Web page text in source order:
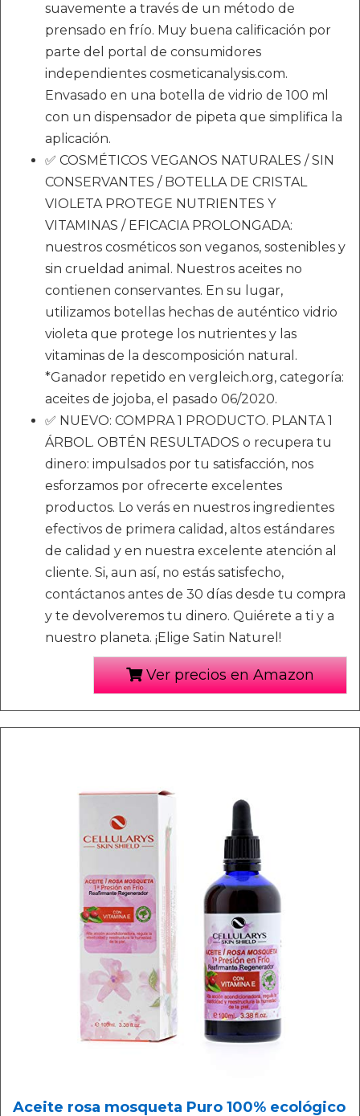
suavemente a través de un método de
prensado en frío. Muy buena calificación por
parte del portal de consumidores
independientes cosmeticanalysis.com.
Envasado en una botella de vidrio de 100 ml
con un dispensador de pipeta que simplifica la
aplicación.
✅ COSMÉTICOS VEGANOS NATURALES / SIN
CONSERVANTES / BOTELLA DE CRISTAL
VIOLETA PROTEGE NUTRIENTES Y
VITAMINAS / EFICACIA PROLONGADA:
nuestros cosméticos son veganos, sostenibles y
sin crueldad animal. Nuestros aceites no
contienen conservantes. En su lugar,
utilizamos botellas hechas de auténtico vidrio
violeta que protege los nutrientes y las
vitaminas de la descomposición natural.
*Ganador repetido en vergleich.org, categoría:
aceites de jojoba, el pasado 06/2020.
✅ NUEVO: COMPRA 1 PRODUCTO. PLANTA 1
ÁRBOL. OBTÉN RESULTADOS o recupera tu
dinero: impulsados por tu satisfacción, nos
esforzamos por ofrecerte excelentes
productos. Lo verás en nuestros ingredientes
efectivos de primera calidad, altos estándares
de calidad y en nuestra excelente atención al
cliente. Si, aun así, no estás satisfecho,
contáctanos antes de 30 días desde tu compra
y te devolveremos tu dinero. Quiérete a ti y a
nuestro planeta. ¡Elige Satin Naturel!
Ver precios en Amazon
Aceite rosa mosqueta Puro 100% ecológico